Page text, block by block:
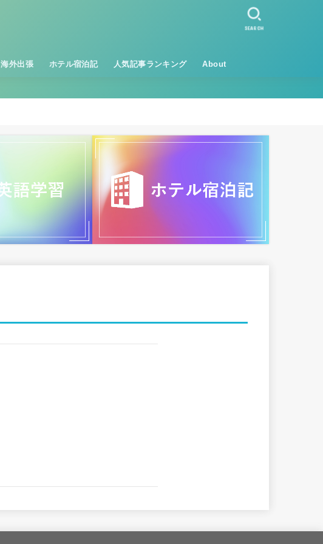
海外出張 ホテル宿泊記 人気記事ランキング About
SEARCH